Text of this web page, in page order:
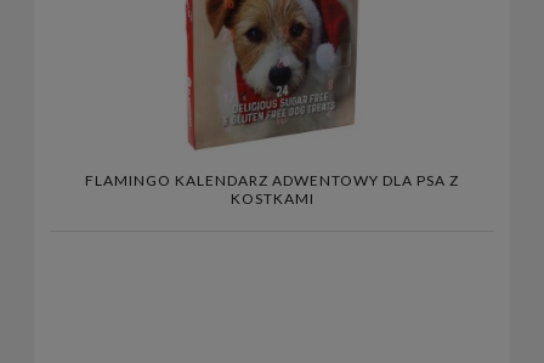
FLAMINGO KALENDARZ ADWENTOWY DLA PSA Z
KOSTKAMI